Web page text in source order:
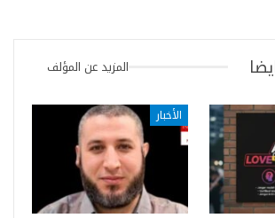
المزيد عن المؤلف
الأخبار